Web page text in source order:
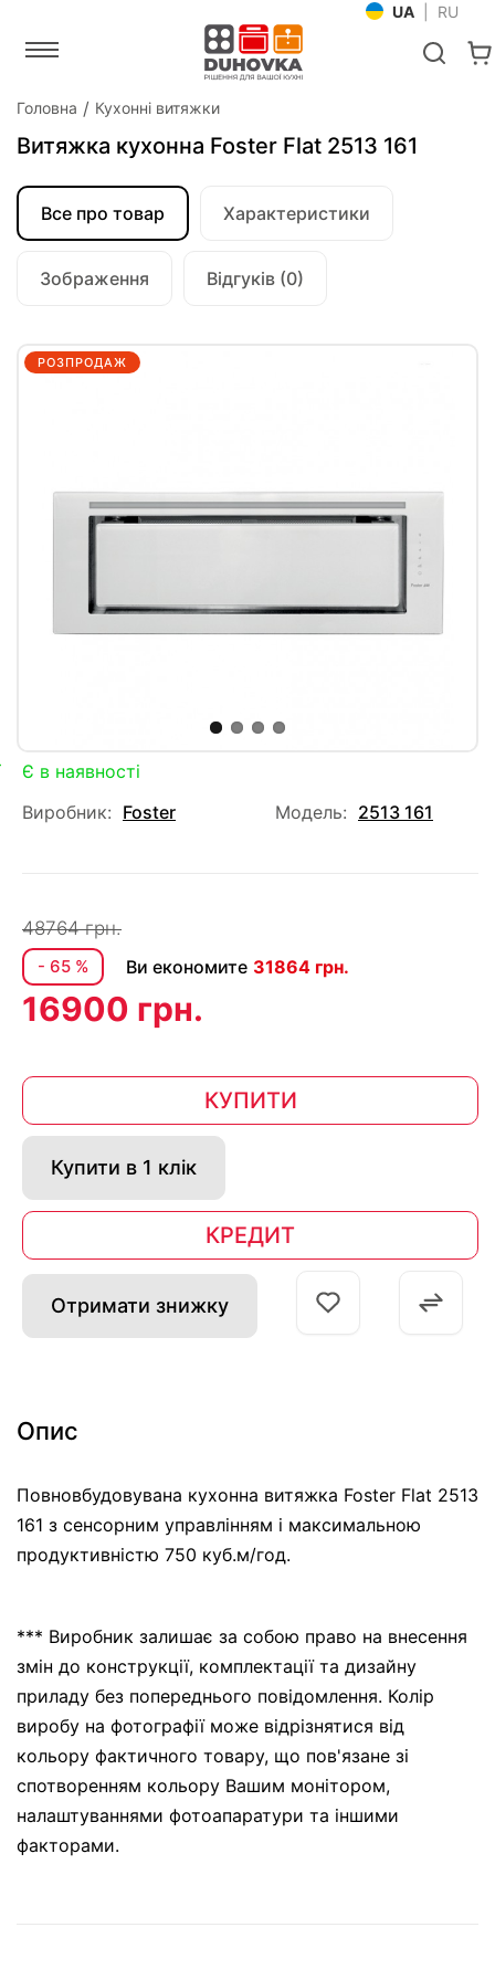
UA RU
Головна Кухонні витяжки
Витяжка кухонна Foster Flat 2513 161
Все про товар Характеристики
Зображення Відгуків (0)
РОЗПРОДАЖ
Є в наявності
Виробник: Foster Модель: 2513 161
48764 грн.
- 65 % Ви економите 31864 грн.
16900 грн.
КУПИТИ
Купити в 1 клік
КРЕДИТ
Отримати знижку
Опис
Повновбудовувана кухонна витяжка Foster Flat 2513
161 з сенсорним управлінням і максимальною
продуктивністю 750 куб.м/год.
*** Виробник залишає за собою право на внесення
змін до конструкції, комплектації та дизайну
приладу без попереднього повідомлення. Колір
виробу на фотографії може відрізнятися від
кольору фактичного товару, що пов'язане зі
спотворенням кольору Вашим монітором,
налаштуваннями фотоапаратури та іншими
факторами.